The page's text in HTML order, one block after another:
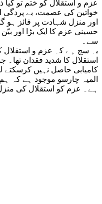
عزم و استقلال کو ختم تو
خواتین کی عصمت، بے پردگی
اور منزل شہادت پر فائز ہو
سے۔
یہ سچ ہے کہ عزم و استقلال
استقلال کا شدید فقدان
کامیابی حاصل نہیں کرسکتے
المیہ چارسو موجود ہے کہ
ہے۔ عزم کو استقلال کی